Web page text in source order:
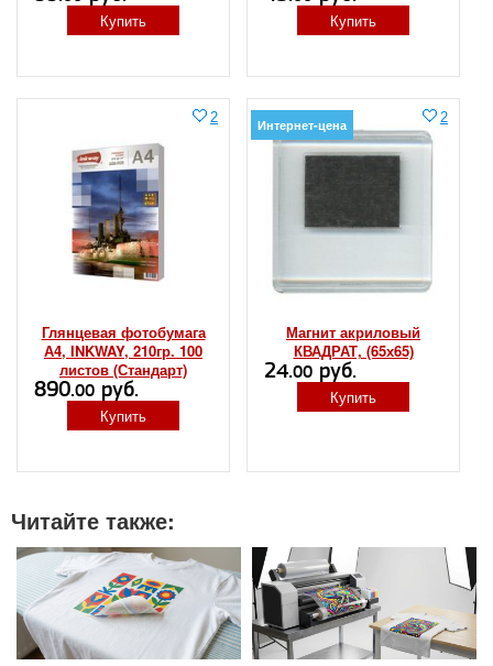
Купить Купить
Глянцевая фотобумага
А4, INKWAY, 210гр. 100
листов (Стандарт)
2
890.00 руб.
Купить
Магнит акриловый
КВАДРАТ, (65х65)
2
Интернет-цена
24.00 руб.
Купить
Читайте также: